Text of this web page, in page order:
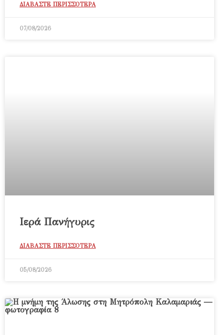
ΔΙΑΒΑΣΤΕ ΠΕΡΙΣΣΟΤΕΡΑ
07/08/2026
Ιερά Πανήγυρις
ΔΙΑΒΑΣΤΕ ΠΕΡΙΣΣΟΤΕΡΑ
05/08/2026